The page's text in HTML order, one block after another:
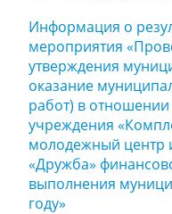
Информация о
мероприятия
утверждения
оказание
работ) в
учреждения
молодежный центр
«Дружба»
выполнения
году»